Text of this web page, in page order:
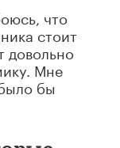
что
стоит
довольно
Мне
бы